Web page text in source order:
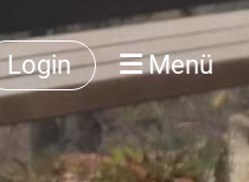
Login Menü